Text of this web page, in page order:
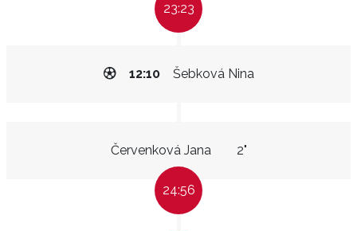
23:23
Šebková Nina
12:10
Červenková Jana 2"
24:56